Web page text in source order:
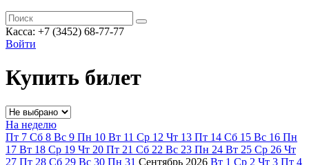
Касса: +7 (3452) 68-77-77
Войти
Купить билет
На неделю
Пт 7 Сб 8 Вс 9 Пн 10 Вт 11 Ср 12 Чт 13 Пт 14 Сб 15 Вс 16 Пн
17 Вт 18 Ср 19 Чт 20 Пт 21 Сб 22 Вс 23 Пн 24 Вт 25 Ср 26 Чт
27 Пт 28 Сб 29 Вс 30 Пн 31 Сентябрь 2026 Вт 1 Ср 2 Чт 3 Пт 4